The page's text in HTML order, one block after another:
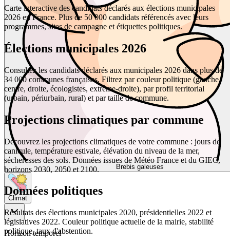
Brebis galeuses
Climat
Horizon temporel
Carte interactive des candidats déclarés aux élections municipales
2026 en France. Plus de 50 000 candidats référencés avec leurs
programmes, sites de campagne et étiquettes politiques.
Élections municipales 2026
Consultez les candidats déclarés aux municipales 2026 dans plus de
34 000 communes françaises. Filtrez par couleur politique (gauche,
centre, droite, écologistes, extrême-droite), par profil territorial
(urbain, périurbain, rural) et par taille de commune.
Projections climatiques par commune
Découvrez les projections climatiques de votre commune : jours de
canicule, température estivale, élévation du niveau de la mer,
sécheresses des sols. Données issues de Météo France et du GIEC,
horizons 2030, 2050 et 2100.
Données politiques
Résultats des élections municipales 2020, présidentielles 2022 et
législatives 2022. Couleur politique actuelle de la mairie, stabilité
politique, taux d'abstention.